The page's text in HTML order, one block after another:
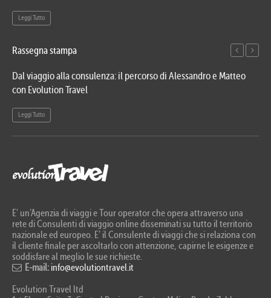
Leggi Tutto
Rassegna stampa
Dal viaggio alla consulenza: il percorso di Alessandro e Matteo
con Evolution Travel
Leggi Tutto
E' un’Agenzia di viaggi e Tour operator che opera attraverso una
rete di Consulenti di viaggio online disseminati su tutto il territorio
nazionale ed europeo. E’ il Consulente di viaggi che si relaziona con
il cliente finale per ascoltarlo con attenzione, capirne le esigenze e
soddisfare al meglio le sue richieste.
E-mail: info@evolutiontravel.it
Evolution Travel ltd